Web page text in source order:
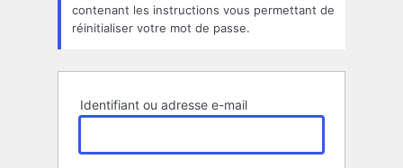
contenant les instructions vous permettant de
réinitialiser votre mot de passe.
Identifiant ou adresse e-mail